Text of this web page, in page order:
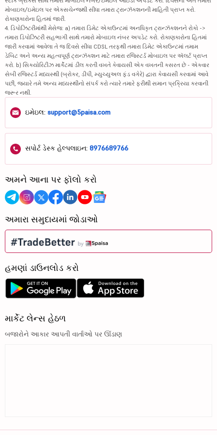
મોબાઇલ/ઇમેઇલ પર એક્સચેન્જથી સીધા તમારા ટ્રાન્ઝૅક્શનની માહિતી પ્રાપ્ત કરો.
રોકાણકારોના હિતમાં જારી.
4. ડિપોઝિટરીમાંથી મેસેજ: a) તમારા ડિમેટ એકાઉન્ટમાં અનધિકૃત ટ્રાન્ઝૅક્શનને રોકો ->
તમારા ડિપોઝિટરી સહભાગી સાથે તમારો મોબાઇલ નંબર અપડેટ કરો. રોકાણકારોના હિતમાં
જારી કરવામાં આવેલા તે જ દિવસે સીધા CDSL તરફથી તમારા ડિમેટ એકાઉન્ટમાં તમામ
ડેબિટ અને અન્ય મહત્વપૂર્ણ ટ્રાન્ઝૅક્શન માટે તમારા રજિસ્ટર્ડ મોબાઇલ પર ઍલર્ટ પ્રાપ્ત
કરો. b) સિક્યોરિટીઝ માર્કેટમાં ડીલ કરતી વખતે કેવાયસી એક વખતની કસરત છે - એકવાર
સેબી રજિસ્ટર્ડ મધ્યસ્થી (બ્રોકર, ડીપી, મ્યુચ્યુઅલ ફંડ વગેરે) દ્વારા કેવાયસી કરવામાં આવે
પછી, જ્યારે તમે અન્ય મધ્યસ્થીનો સંપર્ક કરો ત્યારે તમારે ફરીથી સમાન પ્રક્રિયા કરવાની
જરૂર નથી.
ઇમેઇલ: support@5paisa.com
સપોર્ટ ડેસ્ક હેલ્પલાઇન: 8976689766
અમને આના પર ફૉલો કરો
અમારા સમુદાયમાં જોડાઓ
હમણાં ડાઉનલોડ કરો
માર્કેટ લેન્સ હેઠળ
બજારોને આકાર આપતી વાર્તાઓ પર ઊંડાણ